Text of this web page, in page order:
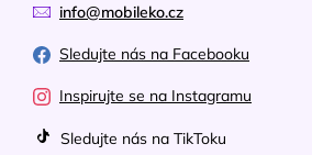
info@mobileko.cz
Sledujte nás na Facebooku
Inspirujte se na Instagramu
Sledujte nás na TikToku